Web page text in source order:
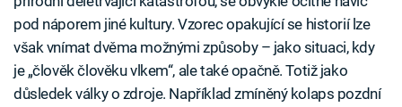
pod náporem jiné kultury. Vzorec opakující se historií lze
však vnímat dvěma možnými způsoby – jako situaci, kdy
je „člověk člověku vlkem“, ale také opačně. Totiž jako
důsledek války o zdroje. Například zmíněný kolaps pozdní